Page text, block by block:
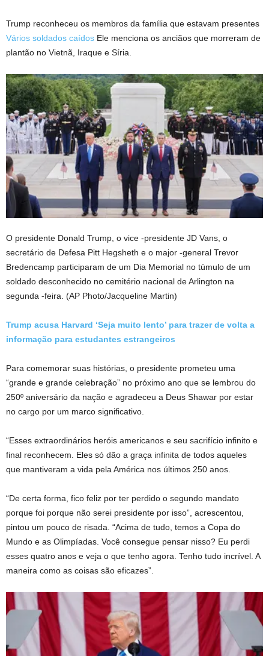
Trump reconheceu os membros da família que estavam presentes
Vários soldados caídos Ele menciona os anciãos que morreram de
plantão no Vietnã, Iraque e Síria.
O presidente Donald Trump, o vice -presidente JD Vans, o
secretário de Defesa Pitt Hegsheth e o major -general Trevor
Bredencamp participaram de um Dia Memorial no túmulo de um
soldado desconhecido no cemitério nacional de Arlington na
segunda -feira. (AP Photo/Jacqueline Martin)
Trump acusa Harvard ‘Seja muito lento’ para trazer de volta a
informação para estudantes estrangeiros
Para comemorar suas histórias, o presidente prometeu uma
“grande e grande celebração” no próximo ano que se lembrou do
250º aniversário da nação e agradeceu a Deus Shawar por estar
no cargo por um marco significativo.
“Esses extraordinários heróis americanos e seu sacrifício infinito e
final reconhecem. Eles só dão a graça infinita de todos aqueles
que mantiveram a vida pela América nos últimos 250 anos.
“De certa forma, fico feliz por ter perdido o segundo mandato
porque foi porque não serei presidente por isso”, acrescentou,
pintou um pouco de risada. “Acima de tudo, temos a Copa do
Mundo e as Olimpíadas. Você consegue pensar nisso? Eu perdi
esses quatro anos e veja o que tenho agora. Tenho tudo incrível. A
maneira como as coisas são eficazes”.